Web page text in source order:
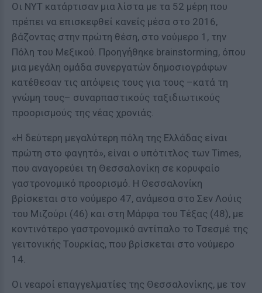
Οι ΝΥΤ κατάρτισαν μια λίστα με τα 52 μέρη που
πρέπει να επισκεφθεί κανείς μέσα στο 2016,
βάζοντας στην πρώτη θέση, στο νούμερο 1, την
Πόλη του Μεξικού. Προηγήθηκε brainstorming, όπου
μια μεγάλη ομάδα συνεργατών δημοσιογράφων
κατέθεσαν τις απόψεις τους για τους –κατά τη
γνώμη τους– συναρπαστικούς ταξιδιωτικούς
προορισμούς της νέας χρονιάς.
«Η δεύτερη μεγαλύτερη πόλη της Ελλάδας είναι
πρώτη στο φαγητό», είναι ο υπότιτλος των Times,
που αναγορεύει τη Θεσσαλονίκη σε κορυφαίο
γαστρονομικό προορισμό. Η Θεσσαλονίκη
βρίσκεται στο νούμερο 47, ανάμεσα στο Σεν Λούις
του Μιζούρι (46) και στη Μάρφα του Τέξας (48), με
κοντινότερο γαστρονομικό αντίπαλο το Τσεσμέ της
γειτονικής Τουρκίας, που βρίσκεται στο νούμερο
14.
Οι νεαροί επαγγελματίες της Θεσσαλονίκης, με τον